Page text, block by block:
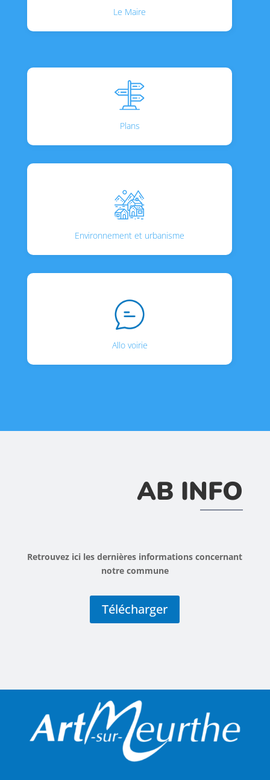
Le Maire
Plans
Environnement et urbanisme
Allo voirie
Retrouvez ici les dernières informations concernant
notre commune
Télécharger
AB INFO